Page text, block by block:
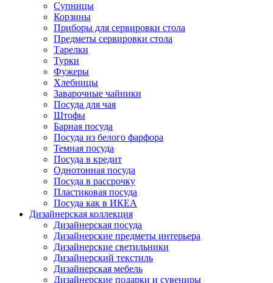
Супницы
Корзины
Приборы для сервировки стола
Предметы сервировки стола
Тарелки
Турки
Фужеры
Хлебницы
Заварочные чайники
Посуда для чая
Штофы
Барная посуда
Посуда из белого фарфора
Темная посуда
Посуда в кредит
Однотонная посуда
Посуда в рассрочку
Пластиковая посуда
Посуда как в ИКЕА
Дизайнерская коллекция
Дизайнерская посуда
Дизайнерские предметы интерьера
Дизайнерские светильники
Дизайнерский текстиль
Дизайнерская мебель
Дизайнерские подарки и сувениры